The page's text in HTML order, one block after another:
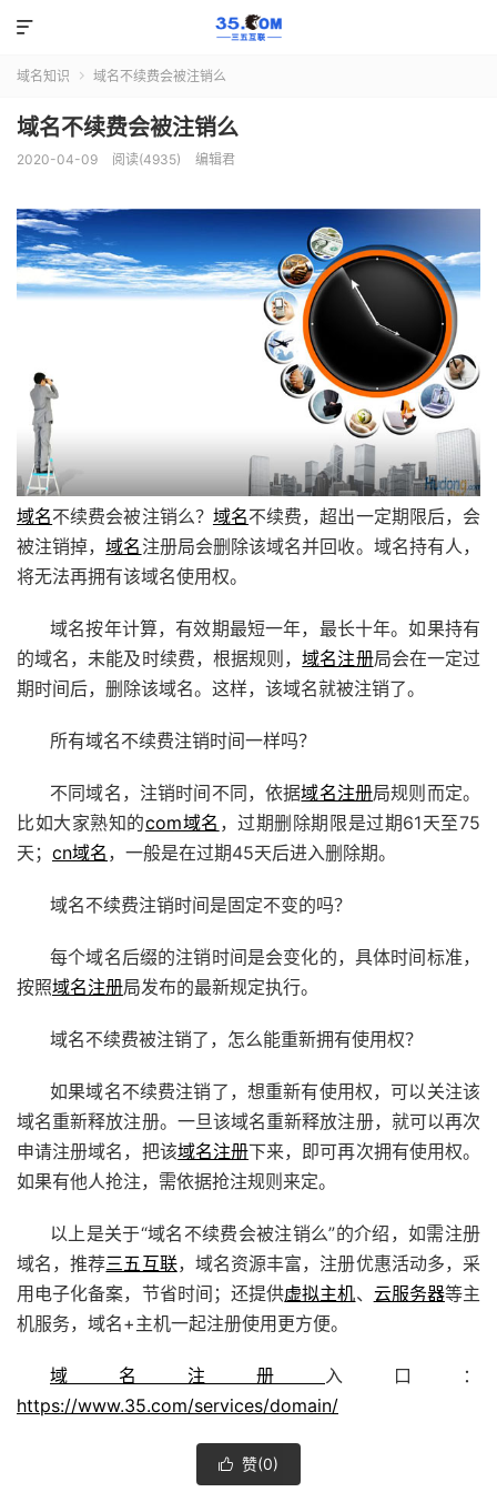

域名知识  域名不续费会被注销么
域名不续费会被注销么
2020-04-09 阅读(4935) 编辑君
域名不续费会被注销么？ 域名不续费，超出一定期限后，会
被注销掉，域名 注册局会删除该域名并回收。域名持有人，
将无法再拥有该域名使用权。
域名按年计算，有效期最短一年，最长十年。如果持有
的域名，未能及时续费，根据规则，域名注册局会在一定过
期时间后，删除该域名。这样，该域名就被注销了。
所有域名不续费注销时间一样吗？
不同域名，注销时间不同，依据域名注册局规则而定。
比如大家熟知的com域名 ，过期删除期限是过期61天至75
天； cn域名 ，一般是在过期45天后进入删除期。
域名不续费注销时间是固定不变的吗？
每个域名后缀的注销时间是会变化的，具体时间标准，
按照域名注册局发布的最新规定执行。
域名不续费被注销了，怎么能重新拥有使用权？
如果域名不续费注销了，想重新有使用权，可以关注该
域名重新释放注册。一旦该域名重新释放注册，就可以再次
申请注册域名，把该域名注册下来，即可再次拥有使用权。
如果有他人抢注，需依据抢注规则来定。
以上是关于“域名不续费会被注销么”的介绍，如需注册
域名，推荐三五互联，域名资源丰富，注册优惠活动多，采
用电子化备案，节省时间；还提供虚拟主机、 云服务器等主
机服务，域名+主机一起注册使用更方便。
域名注册 入口：
https://www.35.com/services/domain/
 赞(0)